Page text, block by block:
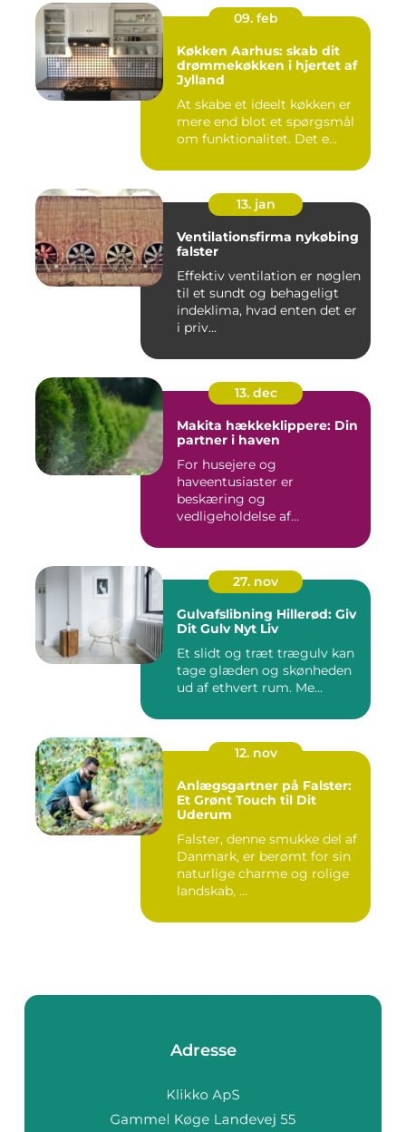
09. feb
Køkken Aarhus: skab dit
drømmekøkken i hjertet af
Jylland
At skabe et ideelt køkken er
mere end blot et spørgsmål
om funktionalitet. Det e...
13. jan
Ventilationsfirma nykøbing
falster
Effektiv ventilation er nøglen
til et sundt og behageligt
indeklima, hvad enten det er
i priv...
13. dec
Makita hækkeklippere: Din
partner i haven
For husejere og
haveentusiaster er
beskæring og
vedligeholdelse af
27. nov
Gulvafslibning Hillerød: Giv
Dit Gulv Nyt Liv
Et slidt og træt trægulv kan
tage glæden og skønheden
ud af ethvert rum. Me...
12. nov
Anlægsgartner på Falster:
Et Grønt Touch til Dit
Uderum
Falster, denne smukke del af
Danmark, er berømt for sin
naturlige charme og rolige
landskab, ...
Adresse